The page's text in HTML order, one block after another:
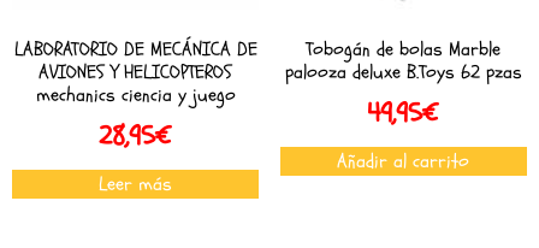
LABORATORIO DE MECÁNICA DE
AVIONES Y HELICOPTEROS
mechanics ciencia y juego
28,95€
Leer más
Tobogán de bolas Marble
palooza deluxe B.Toys 62 pzas
49,95€
Añadir al carrito